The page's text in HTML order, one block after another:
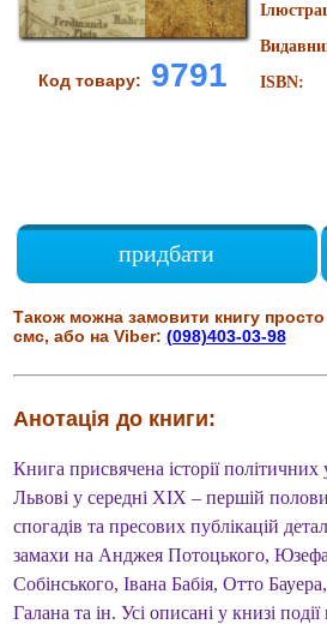
Код товару: 9791 ISBN:
придбати
Також можна замовити книгу
смс, або на Viber: (098)403-03-98
Анотація до книги:
Книга присвячена історії
Львові у середні ХІХ – першій
спогадів та пресових публікацій
замахи на Анджея Потоцького, Юзефа
Собінського, Івана Бабія, Отто
Галана та ін. Усі описані у книзі